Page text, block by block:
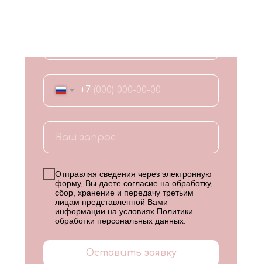
+7
Отправляя сведения через электронную
форму, Вы даете согласие на обработку,
сбор, хранение и передачу третьим
лицам представленной Вами
информации на условиях Политики
обработки персональных данных
Оставить заявку